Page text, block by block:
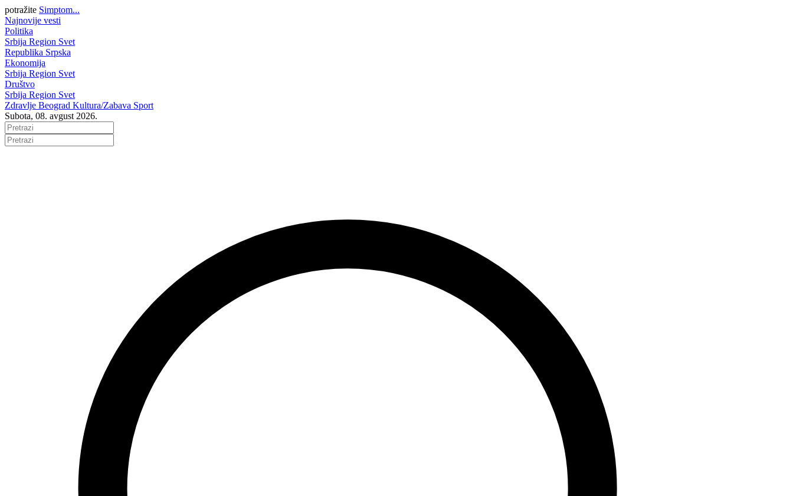
potražite Simptom...
Najnovije vesti
Politika
Srbija Region Svet
Republika Srpska
Ekonomija
Srbija Region Svet
Društvo
Srbija Region Svet
Zdravlje Beograd Kultura/Zabava Sport
Subota, 08. avgust 2026.